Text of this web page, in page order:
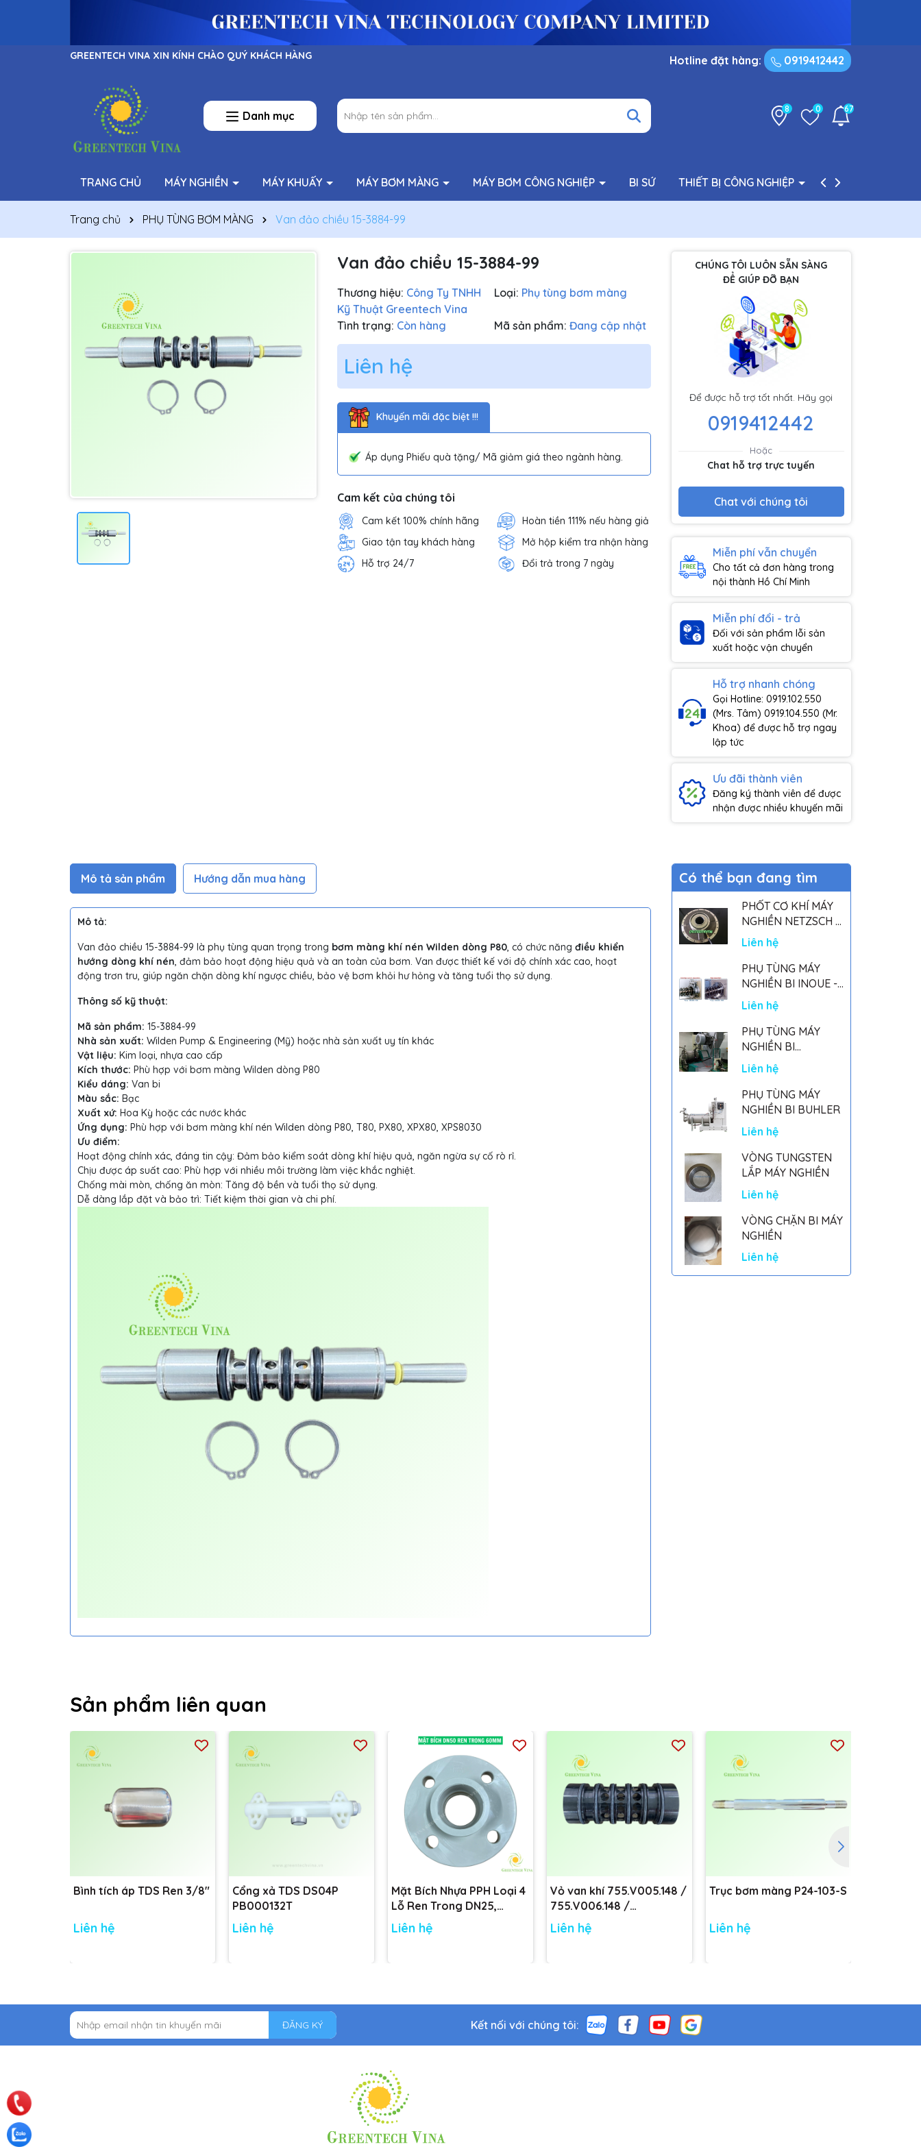
GREENTECH VINA XIN KÍNH CHÀO QUÝ KHÁCH HÀNG Hotline đặt hàng: 0919412442
Danh mục
8 0 67
TRANG CHỦ MÁY NGHIỀN MÁY KHUẤY MÁY BƠM MÀNG MÁY BƠM CÔNG NGHIỆP BI SỨ THIẾT BỊ CÔNG NGHIỆP PHỤ TÙNG BƠM
Trang chủ PHỤ TÙNG BƠM MÀNG Van đảo chiều 15-3884-99
Van đảo chiều 15-3884-99
Thương hiệu: Công Ty TNHH
Kỹ Thuật Greentech Vina
Loại: Phụ tùng bơm màng
Tình trạng: Còn hàng Mã sản phẩm: Đang cập nhật
Liên hệ
Khuyến mãi đặc biệt !!!
Áp dụng Phiếu quà tặng/ Mã giảm giá theo ngành hàng.
Cam kết của chúng tôi
Cam kết 100% chính hãng
Hoàn tiền 111% nếu hàng giả
Giao tận tay khách hàng
Mở hộp kiểm tra nhận hàng
Hỗ trợ 24/7
Đổi trả trong 7 ngày
CHÚNG TÔI LUÔN SẴN SÀNG
ĐỂ GIÚP ĐỠ BẠN
Để được hỗ trợ tốt nhất. Hãy gọi
0919412442
Hoặc
Chat hỗ trợ trực tuyến
Chat với chúng tôi
Miễn phí vẫn chuyển
Cho tất cả đơn hàng trong
nội thành Hồ Chí Minh
Miễn phí đổi - trả
Đối với sản phẩm lỗi sản
xuất hoặc vận chuyển
Hỗ trợ nhanh chóng
Gọi Hotline: 0919.102.550
(Mrs. Tâm) 0919.104.550 (Mr.
Khoa) để được hỗ trợ ngay
lập tức
Ưu đãi thành viên
Đăng ký thành viên để được
nhận được nhiều khuyến mãi
Mô tả sản phẩm Hướng dẫn mua hàng
Mô tả:
Van đảo chiều 15-3884-99 là phụ tùng quan trọng trong bơm màng khí nén Wilden dòng P80 , có chức năng điều khiển
hướng dòng khí nén , đảm bảo hoạt động hiệu quả và an toàn của bơm. Van được thiết kế với độ chính xác cao, hoạt
động trơn tru, giúp ngăn chặn dòng khí ngược chiều, bảo vệ bơm khỏi hư hỏng và tăng tuổi thọ sử dụng.
Thông số kỹ thuật:
Mã sản phẩm: 15-3884-99
Nhà sản xuất: Wilden Pump & Engineering (Mỹ) hoặc nhà sản xuất uy tín khác
Vật liệu: Kim loại, nhựa cao cấp
Kích thước: Phù hợp với bơm màng Wilden dòng P80
Kiểu dáng: Van bi
Màu sắc: Bạc
Xuất xứ: Hoa Kỳ hoặc các nước khác
Ứng dụng: Phù hợp với bơm màng khí nén Wilden dòng P80, T80, PX80, XPX80, XPS8030
Ưu điểm:
Hoạt động chính xác, đáng tin cậy: Đảm bảo kiểm soát dòng khí hiệu quả, ngăn ngừa sự cố rò rỉ.
Chịu được áp suất cao: Phù hợp với nhiều môi trường làm việc khắc nghiệt.
Chống mài mòn, chống ăn mòn: Tăng độ bền và tuổi thọ sử dụng.
Dễ dàng lắp đặt và bảo trì: Tiết kiệm thời gian và chi phí.
Có thể bạn đang tìm
PHỐT CƠ KHÍ MÁY
NGHIỀN NETZSCH -
GERMANY
Liên hệ
PHỤ TÙNG MÁY
NGHIỀN BI INOUE -
PARTS FOR MHGII-
50 MIGHTY MILL
MARK II
Liên hệ
PHỤ TÙNG MÁY
NGHIỀN BI
NETSZCH
Liên hệ
PHỤ TÙNG MÁY
NGHIỀN BI BUHLER
Liên hệ
VÒNG TUNGSTEN
LẮP MÁY NGHIỀN
Liên hệ
VÒNG CHẶN BI MÁY
NGHIỀN
Liên hệ
Sản phẩm liên quan
Bình tích áp TDS Ren 3/8"
Liên hệ
Cổng xả TDS DS04P
PB000132T
Liên hệ
Mặt Bích Nhựa PPH Loại 4
Lỗ Ren Trong DN25,
DN32, DN40, DN50 tiêu
chuẩn
Liên hệ
Vỏ van khí 755.V005.148 /
755.V006.148 /
755.V001.148
Liên hệ
Trục bơm màng P24-103-S
Liên hệ
ĐĂNG KÝ Kết nối với chúng tôi: